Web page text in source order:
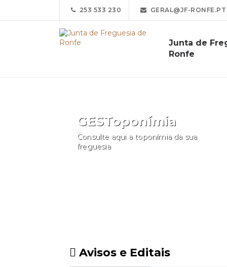
253 533 230 GERAL@JF-RONFE.PT
Junta de
Ronfe
GESToponímia
Consulte aqui a toponímia da sua
freguesia
Avisos e Editais